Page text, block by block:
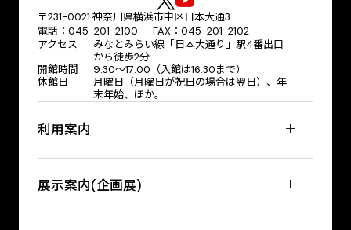
〒231-0021 神奈川県横浜市中区日本大通3
電話：045-201-2100 FAX：045-201-2102
アクセス
みなとみらい線「日本大通り」駅4番出口
から徒歩2分
開館時間
9:30〜17:00（入館は16:30まで）
休館日
月曜日（月曜日が祝日の場合は翌日）、年
末年始、ほか。
利用案内
展示案内(企画展)